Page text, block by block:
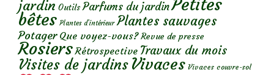
jardin Outils Parfums du jardinPetites
bêtes Plantes d’intérieur Plantes sauvages
Potager Que voyez-vous? Revue de presse
Rosiers Rétrospective Travaux du mois
Visites de jardins Vivaces Vivaces couvre-sol